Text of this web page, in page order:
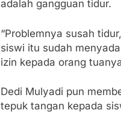
adalah gangguan tidur.
“Problemnya susah
siswi itu sudah
izin kepada orang
Dedi Mulyadi pun
tepuk tangan kepada